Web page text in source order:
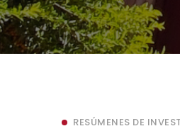
RESÚMENES DE